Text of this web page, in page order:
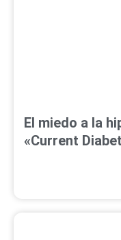
El miedo a la
«Current